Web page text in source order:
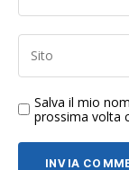
Salva il mio
prossima volta